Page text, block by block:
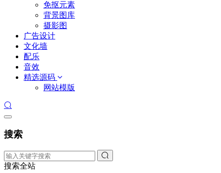
免抠元素
背景图库
摄影图
广告设计
文化墙
配乐
音效
精选源码
网站模版
搜索
搜索全站